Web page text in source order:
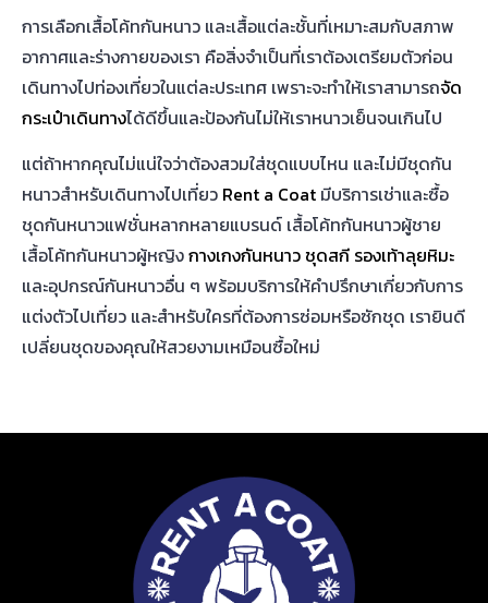
การเลือกเสื้อโค้ทกันหนาว และเสื้อแต่ละชั้นที่เหมาะสมกับสภาพ
อากาศและร่างกายของเรา คือสิ่งจำเป็นที่เราต้องเตรียมตัวก่อน
เดินทางไปท่องเที่ยวในแต่ละประเทศ เพราะจะทำให้เราสามารถจัด
กระเป๋าเดินทางได้ดีขึ้นและป้องกันไม่ให้เราหนาวเย็นจนเกินไป
แต่ถ้าหากคุณไม่แน่ใจว่าต้องสวมใส่ชุดแบบไหน และไม่มีชุดกัน
หนาวสำหรับเดินทางไปเที่ยว Rent a Coat มีบริการเช่าและซื้อ
ชุดกันหนาวแฟชั่นหลากหลายแบรนด์ เสื้อโค้ทกันหนาวผู้ชาย
เสื้อโค้ทกันหนาวผู้หญิงกางเกงกันหนาวชุดสกี รองเท้าลุยหิมะ
และอุปกรณ์กันหนาวอื่น ๆ พร้อมบริการให้คำปรึกษาเกี่ยวกับการ
แต่งตัวไปเที่ยว และสำหรับใครที่ต้องการซ่อมหรือซักชุด เรายินดี
เปลี่ยนชุดของคุณให้สวยงามเหมือนซื้อใหม่